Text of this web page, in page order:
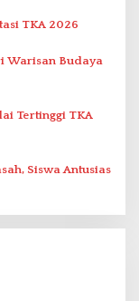
TKA 2026
Warisan Budaya
Tertinggi TKA
Siswa Antusias